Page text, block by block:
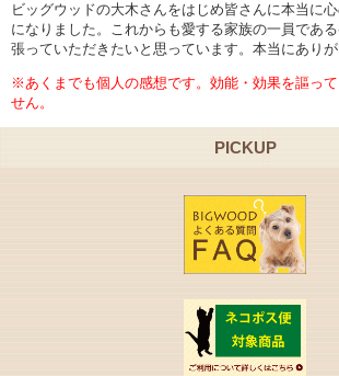
ビッグウッドの大木さんをはじめ皆さんに本当に
になりました。これからも愛する家族の一員であ
張っていただきたいと思っています。本当にありが
※あくまでも個人の感想です。効能・効果を謳っ
せん。
PICKUP